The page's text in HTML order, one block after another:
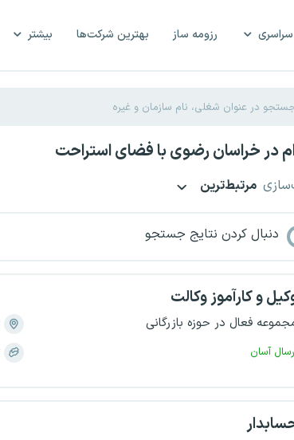
رزومه ساز بهترین شرکت‌ها بیشتر
در خراسان رضوی با فضای استراحت
مرتبط‌ترین
دنبال کردن نتایج جستجو
و کارآموز وکالت
فعال در حوزه بازرگانی
آسان